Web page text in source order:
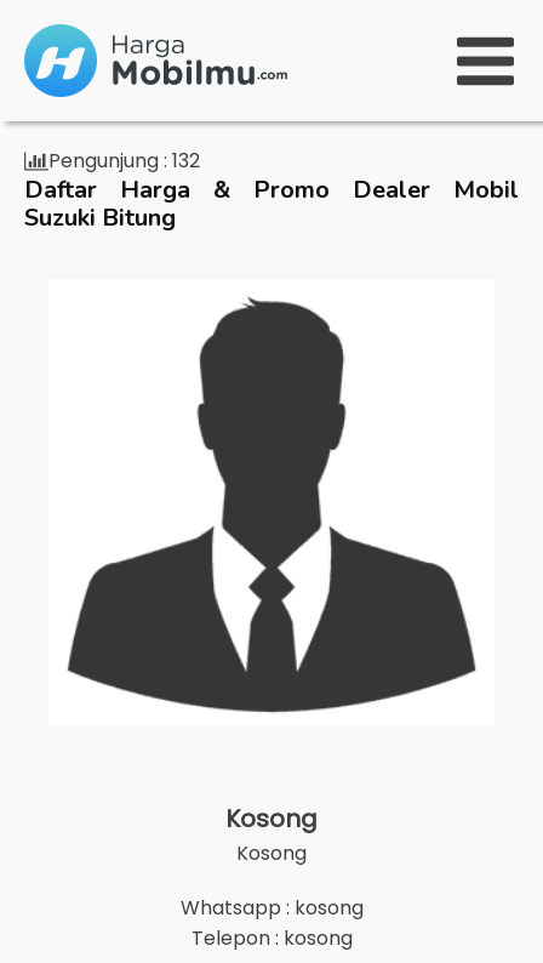
Pengunjung : 132
Daftar Harga & Promo Dealer Mobil
Suzuki Bitung
Kosong
Kosong
Whatsapp : kosong
Telepon : kosong